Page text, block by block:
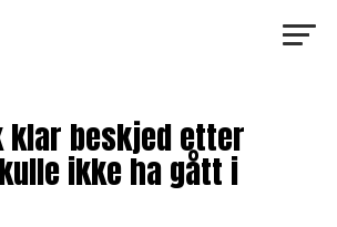
klar beskjed etter
ikke ha gått i